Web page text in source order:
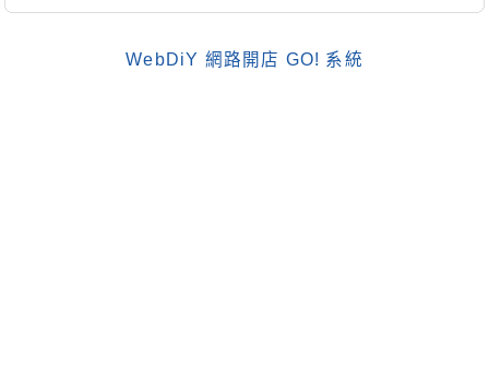
WebDiY 網路開店 GO! 系統